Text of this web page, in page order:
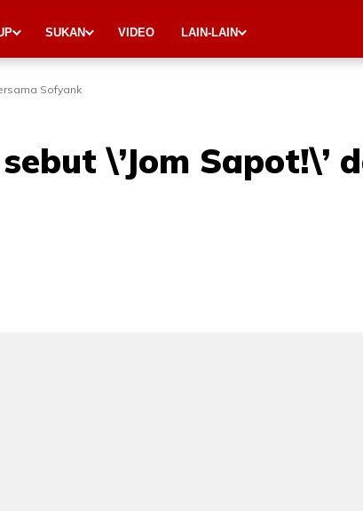
SUKAN VIDEO LAIN-LAIN
Sofyank
\’Jom Sapot!\’